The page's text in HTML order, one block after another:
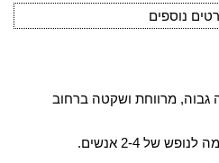
נוספים
גבוה, מרווחת ושקטה ברחוב